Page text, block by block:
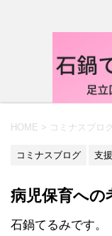
HOME > コミナスブロ
コミナスブログ 支
病児保育への
石鍋てるみです。